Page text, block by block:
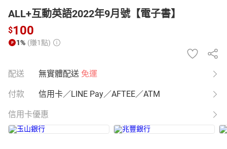
ALL+互動英語2022年9月號【電子書】
$100
1% (賺1點)
配送 無實體配送 免運
付款 信用卡／LINE Pay／AFTEE／ATM
信用卡優惠